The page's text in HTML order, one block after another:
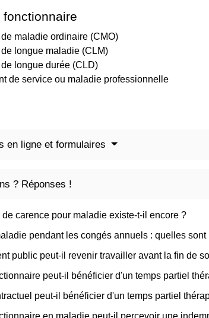
fonctionnaire
maladie ordinaire (CMO)
longue maladie (CLM)
longue durée (CLD)
de service ou maladie professionnelle
en ligne et formulaires
? Réponses !
de carence pour maladie existe-t-il encore ?
pendant les congés annuels : quelles sont
public peut-il revenir travailler avant la fin de
peut-il bénéficier d'un temps partiel
peut-il bénéficier d'un temps partiel